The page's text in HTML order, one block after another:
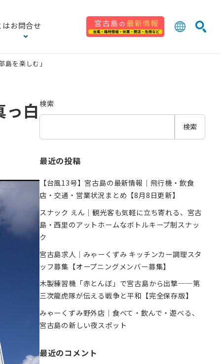
お問合せ
を楽しむ」
白 検索
検索
最近の投稿
【台風13号】宮古島の最新情報｜飛行機・飲食
店・交通・営業状況まとめ【8月8日更新】
スナック えん｜観光客も気軽に立ち寄れる、宮古
島・西里のアットホームなボトルキープ制スナッ
ク
宮古島求人｜みゃーくずみ キッチンカー調理スタ
ッフ募集【オープニングメンバー募集】
木製練習機「赤とんぼ」で宮古島から出撃──第
三次龍虎隊が伝える戦争と平和【完全保存版】
みゃーくずみ野外店｜食べて・飲んで・遊べる、
宮古島の新しい夜スポット
最近のコメント